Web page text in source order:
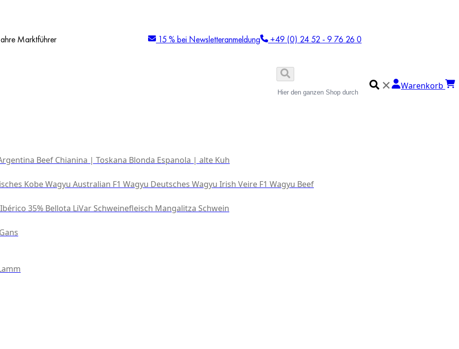
Marktführer 15 % bei Newsletteranmeldung +49 (0) 24 52 - 9 76 26 0
✕ Warenkorb
Beef Chianina | Toskana Blonda Espanola | alte Kuh
Kobe Wagyu Australian F1 Wagyu Deutsches Wagyu Irish Veire F1 Wagyu Beef
35% Bellota LiVar Schweinefleisch Mangalitza Schwein
Gans